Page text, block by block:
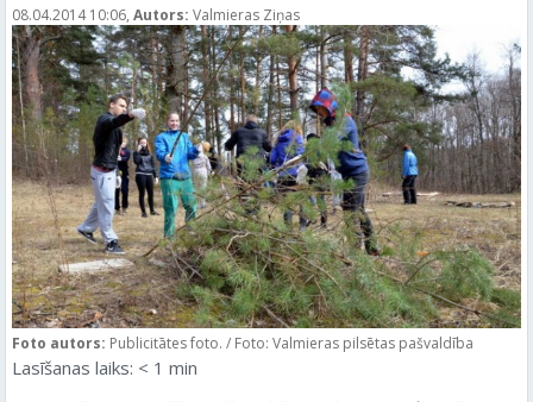
08.04.2014 10:06, Autors: Valmieras Ziņas
Foto autors: Publicitātes foto. / Foto: Valmieras pilsētas pašvaldība
Lasīšanas laiks: < 1 min